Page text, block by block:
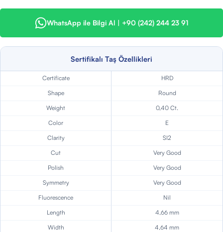
WhatsApp ile Bilgi Al | +90 (242) 244 23 91
Sertifikalı Taş Özellikleri
Certificate
HRD
Shape
Round
Weight
0,40 Ct.
Color
E
Clarity
SI2
Cut
Very Good
Polish
Very Good
Symmetry
Very Good
Fluorescence
Nil
Length
4,66 mm
Width
4,64 mm